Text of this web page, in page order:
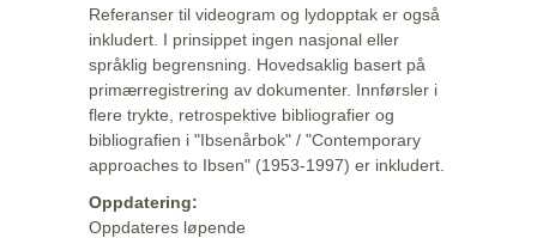
Referanser til videogram og lydopptak er også
inkludert. I prinsippet ingen nasjonal eller
språklig begrensning. Hovedsaklig basert på
primærregistrering av dokumenter. Innførsler i
flere trykte, retrospektive bibliografier og
bibliografien i "Ibsenårbok" / "Contemporary
approaches to Ibsen" (1953-1997) er inkludert.
Oppdatering:
Oppdateres løpende